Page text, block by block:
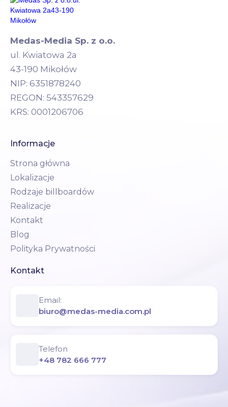
Medas-Media Sp. z o.o.
ul. Kwiatowa 2a
43-190 Mikołów
NIP: 6351878240
REGON: 543357629
KRS: 0001206706
Informacje
Strona główna
Lokalizacje
Rodzaje billboardów
Realizacje
Kontakt
Blog
Polityka Prywatności
Kontakt
Email:
biuro@medas-media.com.pl
Telefon
+48 782 666 777